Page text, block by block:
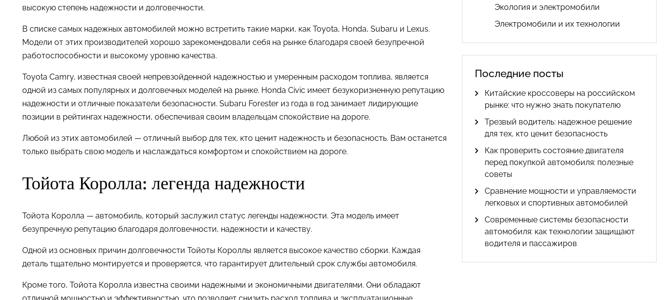
высокую степень надежности и долговечности.
В списке самых надежных автомобилей можно встретить такие марки, как Toyota, Honda, Subaru и Lexus.
Модели от этих производителей хорошо зарекомендовали себя на рынке благодаря своей безупречной
работоспособности и высокому уровню качества.
Toyota Camry, известная своей непревзойденной надежностью и умеренным расходом топлива, является
одной из самых популярных и долговечных моделей на рынке. Honda Civic имеет безукоризненную репутацию
надежности и отличные показатели безопасности. Subaru Forester из года в год занимает лидирующие
позиции в рейтингах надежности, обеспечивая своим владельцам спокойствие на дороге.
Любой из этих автомобилей — отличный выбор для тех, кто ценит надежность и безопасность. Вам останется
только выбрать свою модель и наслаждаться комфортом и спокойствием на дороге.
Тойота Королла: легенда надежности
Тойота Королла — автомобиль, который заслужил статус легенды надежности. Эта модель имеет
безупречную репутацию благодаря долговечности, надежности и качеству.
Одной из основных причин долговечности Тойоты Короллы является высокое качество сборки. Каждая
деталь тщательно монтируется и проверяется, что гарантирует длительный срок службы автомобиля.
Кроме того, Тойота Королла известна своими надежными и экономичными двигателями. Они обладают
Экология и электромобили
Электромобили и их технологии
Последние посты
Китайские кроссоверы на российском
рынке: что нужно знать покупателю
Трезвый водитель: надежное решение
для тех, кто ценит безопасность
Как проверить состояние двигателя
перед покупкой автомобиля: полезные
советы
Сравнение мощности и управляемости
легковых и спортивных автомобилей
Современные системы безопасности
автомобиля: как технологии защищают
водителя и пассажиров